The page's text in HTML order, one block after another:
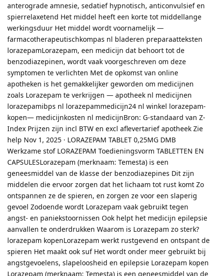
anterograde amnesie, sedatief hypnotisch, anticonvulsief en
spierrelaxetend Het middel heeft een korte tot middellange
werkingsduur Het middel wordt voornamelijk —
farmacotherapeutischkompas nl bladeren preparaatteksten
lorazepamLorazepam, een medicijn dat behoort tot de
benzodiazepinen, wordt vaak voorgeschreven om deze
symptomen te verlichten Met de opkomst van online
apotheken is het gemakkelijker geworden om medicijnen
zoals Lorazepam te verkrijgen — apotheek nl medicijnen
lorazepamibps nl lorazepammedicijn24 nl winkel lorazepam-
kopen— medicijnkosten nl medicijnBron: G-standaard van Z-
Index Prijzen zijn incl BTW en excl aflevertarief apotheek Zie
help Nov 1, 2025 · LORAZEPAM TABLET 0,25MG DMB
Werkzame stof LORAZEPAM Toedieningsvorm TABLETTEN EN
CAPSULESLorazepam (merknaam: Temesta) is een
geneesmiddel van de klasse der benzodiazepines Dit zijn
middelen die ervoor zorgen dat het lichaam tot rust komt Zo
ontspannen ze de spieren, en zorgen ze voor een slaperig
gevoel Zodoende wordt Lorazepam vaak gebruikt tegen
angst- en paniekstoornissen Ook helpt het medicijn epilepsie
aanvallen te onderdrukken Waarom is Lorazepam zo sterk?
lorazepam kopenLorazepam werkt rustgevend en ontspant de
spieren Het maakt ook suf Het wordt onder meer gebruikt bij
angstgevoelens, slapeloosheid en epilepsie Lorazepam kopen
Lorazepam (merknaam: Temesta) is een geneesmiddel van de